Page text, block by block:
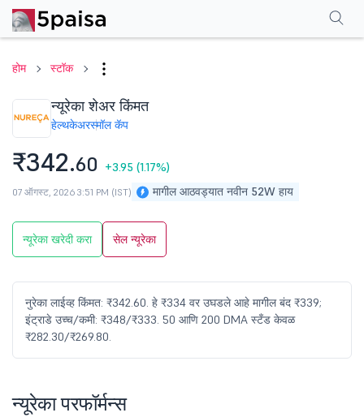
होम स्टॉक
न्यूरेका शेअर किंमत
हेल्थकेअरस्मॉल कॅप
₹342.60 +3.95 (1.17%)
मागील आठवड्यात नवीन 52W हाय
07 ऑगस्ट, 2026 3:51 PM (IST)
न्यूरेका खरेदी करा सेल न्यूरेका
नुरेका लाईव्ह किंमत: ₹342.60. हे ₹334 वर उघडले आहे मागील बंद ₹339;
इंट्राडे उच्च/कमी: ₹348/₹333. 50 आणि 200 DMA स्टँड केवळ
₹282.30/₹269.80.
परफॉर्मन्सफायनान्शियल्स एफएक्यू
न्यूरेका परफॉर्मन्स